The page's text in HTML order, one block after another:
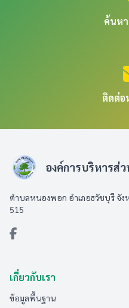
ค้นห
ติดต่อ
องค์การบริหารส่
ตำบลหนองพอก อำเภอธวัชบุรี จัง
515
เกี่ยวกับเรา
ข้อมูลพื้นฐาน